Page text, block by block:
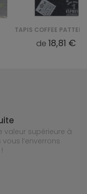
de18,81 €
valeur supérieure à
l’enverrons